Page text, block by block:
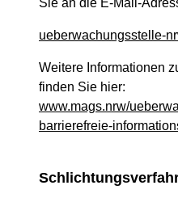
Sie an die E-Mail-
ueberwachungsstelle-
Weitere Informationen
finden Sie hier:
www.mags.nrw/
barrierefreie-